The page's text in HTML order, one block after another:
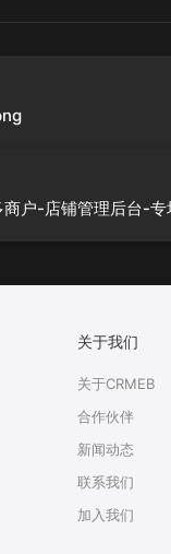
商户-店铺管理后台-
关于我们
关于CRMEB
合作伙伴
新闻动态
联系我们
加入我们